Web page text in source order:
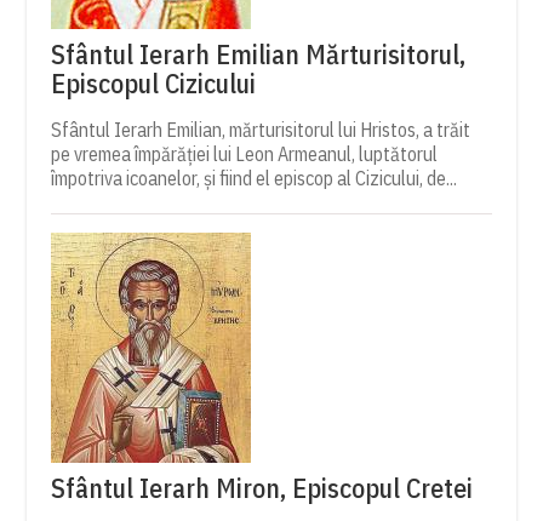
Sfântul Ierarh Emilian Mărturisitorul,
Episcopul Cizicului
Sfântul Ierarh Emilian, mărturisitorul lui Hristos, a trăit
pe vremea împărăției lui Leon Armeanul, luptătorul
împotriva icoanelor, și fiind el episcop al Cizicului, de...
Sfântul Ierarh Miron, Episcopul Cretei